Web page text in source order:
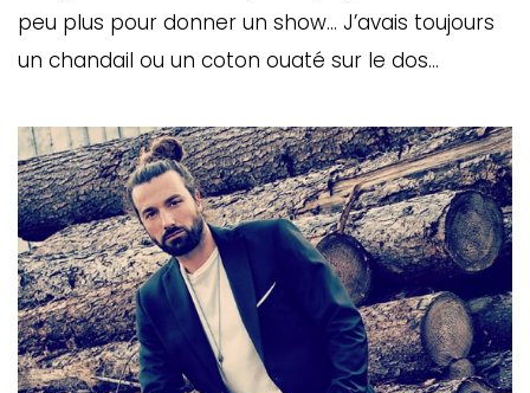
peu plus pour donner un show… J’avais toujours
un chandail ou un coton ouaté sur le dos…